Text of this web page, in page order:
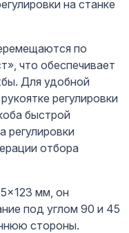
на станке
по
что обеспечивает
Для удобной
регулировки
быстрой
регулировки
отбора
мм, он
под углом 90 и 45
стороны.